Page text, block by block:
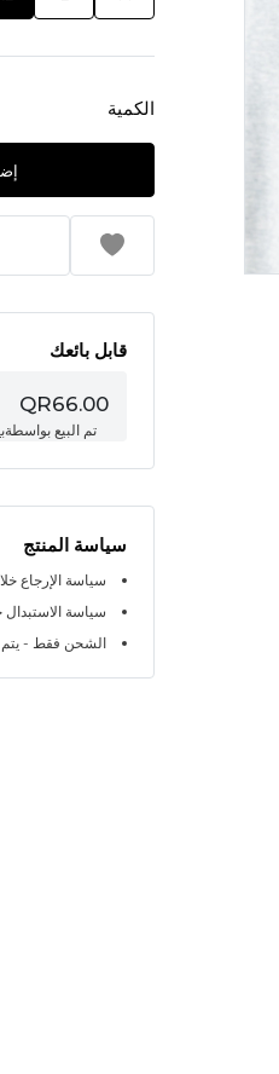
الكمية
قابل بائعك
QR66.00
تم البيع بواسطة
سياسة المنتج
سياسة الإرجاع خلال 7
سياسة الاستبدال خلال
الشحن فقط - يتم